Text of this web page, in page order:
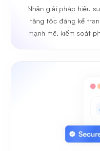
Nhận giải pháp hiệu
tăng tốc đáng kể
mạnh mẽ, kiểm soát